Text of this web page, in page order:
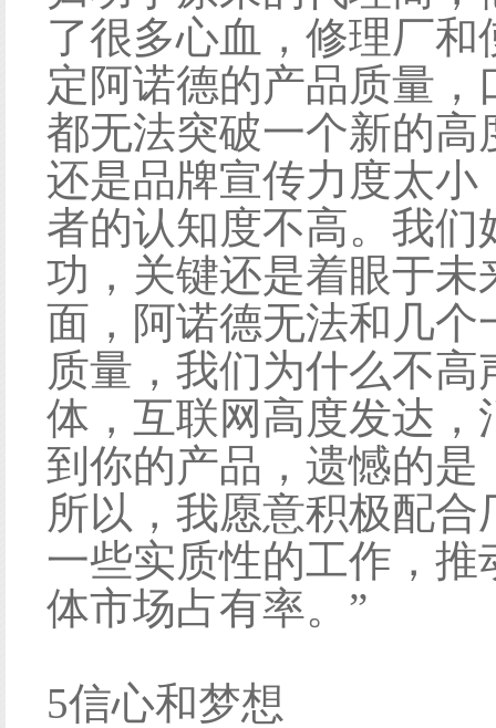
了很多心血，修理厂
定阿诺德的产品质量
都无法突破一个新的
还是品牌宣传力度太
者的认知度不高。我
功，关键还是着眼于
面，阿诺德无法和几
质量，我们为什么不
体，互联网高度发达
到你的产品，遗憾的
所以，我愿意积极配
一些实质性的工作，
体市场占有率。”
5信心和梦想